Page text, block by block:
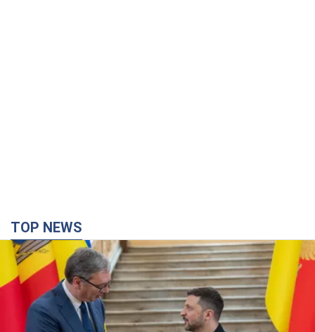
запланирована встреча с Вучичем
Это первый визит главы государства в Белград
31 минуту назад 369
Третий армейский корпус создает для